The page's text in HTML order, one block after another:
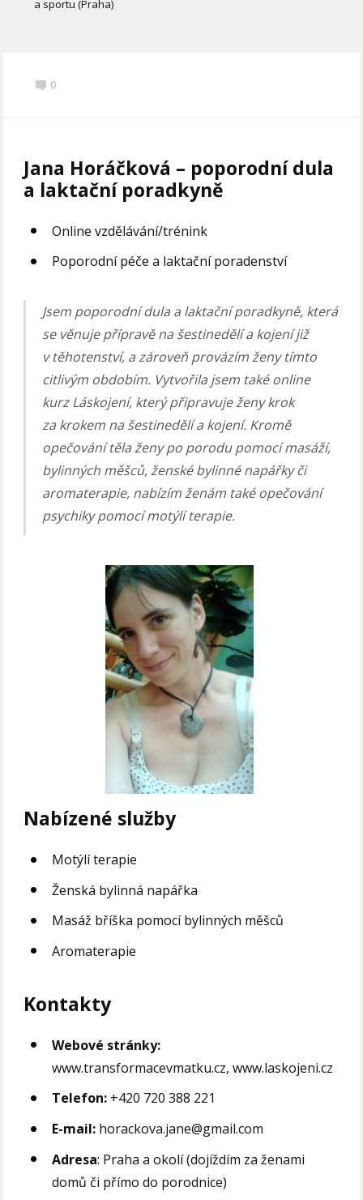
0
Jana Horáčková – poporodní dula
a laktační poradkyně
Online vzdělávání/trénink
Poporodní péče a laktační poradenství
Jsem poporodní dula a laktační poradkyně, která
se věnuje přípravě na šestinedělí a kojení již
v těhotenství, a zároveň provázím ženy tímto
citlivým obdobím. Vytvořila jsem také online
kurz Láskojení, který připravuje ženy krok
za krokem na šestinedělí a kojení. Kromě
opečování těla ženy po porodu pomocí masáží,
bylinných měšců, ženské bylinné napářky či
aromaterapie, nabízím ženám také opečování
psychiky pomocí motýlí terapie.
Nabízené služby
Motýlí terapie
Ženská bylinná napářka
Masáž bříška pomocí bylinných měšců
Aromaterapie
Kontakty
Webové stránky:
www.transformacevmatku.cz, www.laskojeni.cz
Telefon: +420 720 388 221
E-mail: horackova.jane@gmail.com
Adresa: Praha a okolí (dojíždím za ženami
domů či přímo do porodnice)
a sportu (Praha)